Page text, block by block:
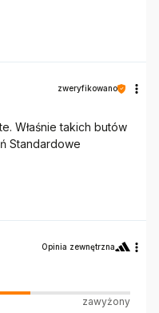
zweryfikowano
Właśnie takich butów
Standardowe
Opinia zewnętrzna
zawyżony